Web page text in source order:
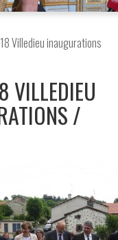
Villedieu inaugurations